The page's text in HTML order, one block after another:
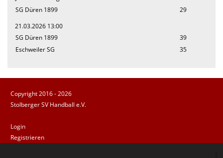
SG Düren 1899
29
21.03.2026 13:00
SG Düren 1899
39
Eschweiler SG
35
Copyright 2016 - 2026
Stolberger SV Handball e.V.
Login
Registrieren